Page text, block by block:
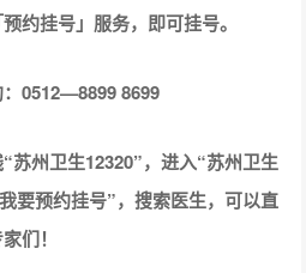
约挂号」服务，即可挂号。
0512—8899 8699
苏州卫生12320”，进入“苏州卫生
要预约挂号”，搜索医生，可以直
们！